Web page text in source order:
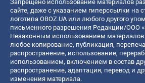
Запрещено использование материалов
сайте, даже с указанием гиперссылки на
логотипа OBOZ.UA или любого другого
письменного разрешения Редакции/ООО
Незаконным использованием материалов
любое копирование, публикация,
распространение, использование,
использованием, включением в состав
распространение, адаптация, перевод и
изменения материала.